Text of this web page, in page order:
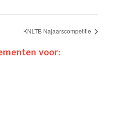
KNLTB Najaarscompetitie
voor: